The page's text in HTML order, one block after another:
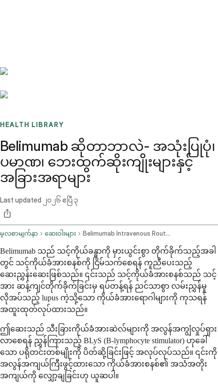
HEALTH LIBRARY
Belimumab ဆိုတာဘာလဲ- အသုံးပြုပုံ၊
ပမာဏ၊ ဘေးထွက်ဆိုးကျိုးများနှင့်
အခြားအရာများ
Last updated ၂၀၂၆ ဧပြီ ၃
မူလစာမျက်နှာ ဆေးဝါးများ Belimumab Intravenous Route Subcutaneous Route
Belimumab သည် သင့်ကိုယ်ခန္ဓာကို မှားယွင်းစွာ တိုက်ခိုက်သည့်အခါ
တွင် သင့်ကိုယ်ခံအားစနစ်ကို ငြိမ်သက်စေရန် ကူညီပေးသည့်
ဆေးညွှန်းဆေးဖြစ်သည်။ ၎င်းသည် သင့်ကိုယ်ခံအားစနစ်သည် သင့်
အား ဆန့်ကျင်တိုက်ခိုက်ခြင်းမှ ရပ်တန့်ရန် ညင်သာစွာ လမ်းညွှန်မှု
လိုအပ်သည့် lupus ကဲ့သို့သော ကိုယ်ခံအားရောဂါများကို ကုသရန်
အထူးထုတ်လုပ်ထားသည်။
ဤဆေးသည် သီးခြားကိုယ်ခံအားဆဲလ်များကို အလွန်အကျွံလှုပ်ရှား
လာစေရန် ညွှန်ကြားသည့် BLyS (B-lymphocyte stimulator) ဟုခေါ်
သော ပရိုတင်းတစ်မျိုးကို ပိတ်ဆို့ခြင်းဖြင့် အလုပ်လုပ်သည်။ ၎င်းကို
အလွန်အကျယ်ကြီးဖွင့်ထားသော ကိုယ်ခံအားစနစ်၏ အသံအတိုး
အကျယ်ကို လျှော့ချခြင်းဟု ယူဆပါ။